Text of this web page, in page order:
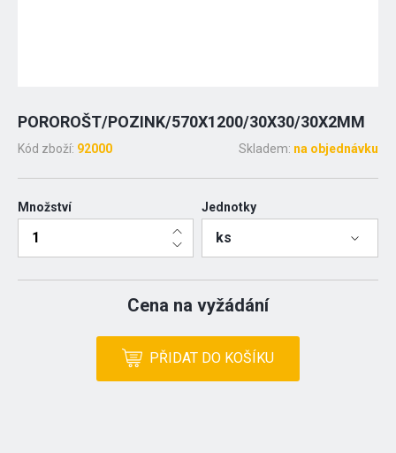
POROROŠT/POZINK/570X1200/30X30/30X2MM
Kód zboží: 92000 Skladem: na objednávku
Množství Jednotky
ks
Cena na vyžádání
PŘIDAT DO KOŠÍKU